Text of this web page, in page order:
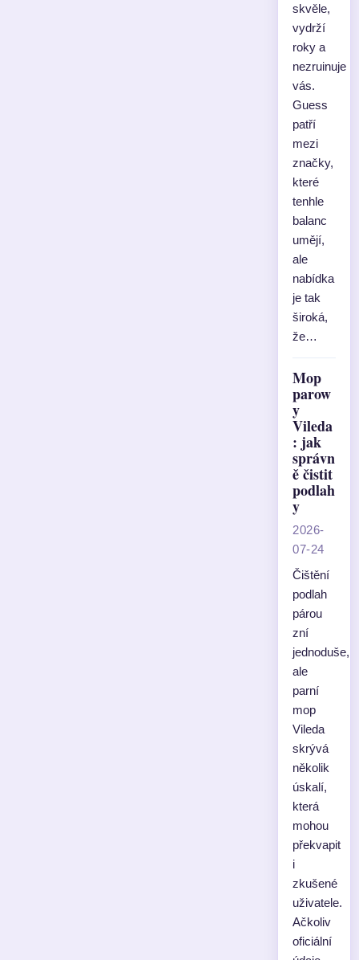
skvěle,
vydrží
roky a
nezruinuje
vás.
Guess
patří
mezi
značky,
které
tenhle
balanc
umějí,
ale
nabídka
je tak
široká,
že…
Mop
parow
y
Vileda
: jak
správn
ě čistit
podlah
y
2026-
07-24
Čištění
podlah
párou
zní
jednoduše,
ale
parní
mop
Vileda
skrývá
několik
úskalí,
která
mohou
překvapit
i
zkušené
uživatele.
Ačkoliv
oficiální